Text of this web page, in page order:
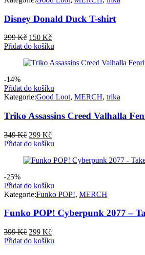
Disney Donald Duck T-shirt
299Kč Původní
cena
299 Kč.
150 KčAktuální
cena
150 Kč.
Přidat do košíku
-14%
Přidat do košíku
Kategorie:Good Loot, MERCH, trika
Triko Assassins Creed Valhalla
349Kč Původní
cena
349 Kč.
299 KčAktuální
cena
299 Kč.
Přidat do košíku
-25%
Přidat do košíku
Kategorie:Funko POP!, MERCH
Funko POP! Cyberpunk 2077 –
399Kč Původní
cena
299 KčAktuální
cena
Přidat do košíku